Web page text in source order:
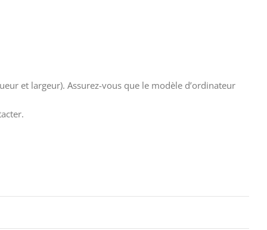
et largeur). Assurez-vous que le modèle d’ordinateur